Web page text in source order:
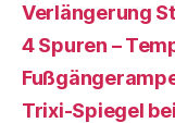
Verlängerung
4 Spuren –
Trixi-Spiegel